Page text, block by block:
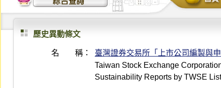
歷史異動條文
名 稱：
臺灣證券交易所「上市公司編製與
Taiwan Stock Exchange
Sustainability Reports by TWSE